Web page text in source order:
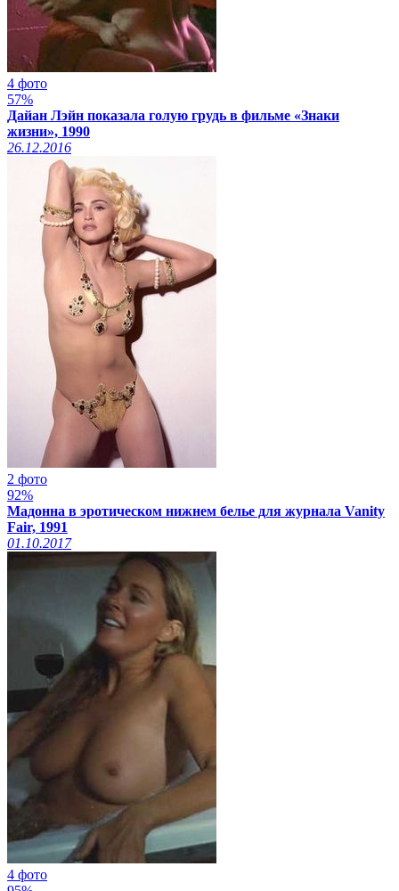
4 фото
57%
Дайан Лэйн показала голую грудь в фильме «Знаки
жизни», 1990
26.12.2016
2 фото
92%
Мадонна в эротическом нижнем белье для журнала Vanity
Fair, 1991
01.10.2017
4 фото